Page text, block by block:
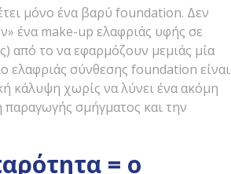
μόνο ένα βαρύ foundation. Δεν
ένα make-up ελαφριάς υφής σε
από το να εφαρμόζουν μεμιάς μία
ελαφριάς σύνθεσης foundation είναι
κάλυψη χωρίς να λύνει ένα ακόμη
παραγωγής σμήγματος και την
= ο